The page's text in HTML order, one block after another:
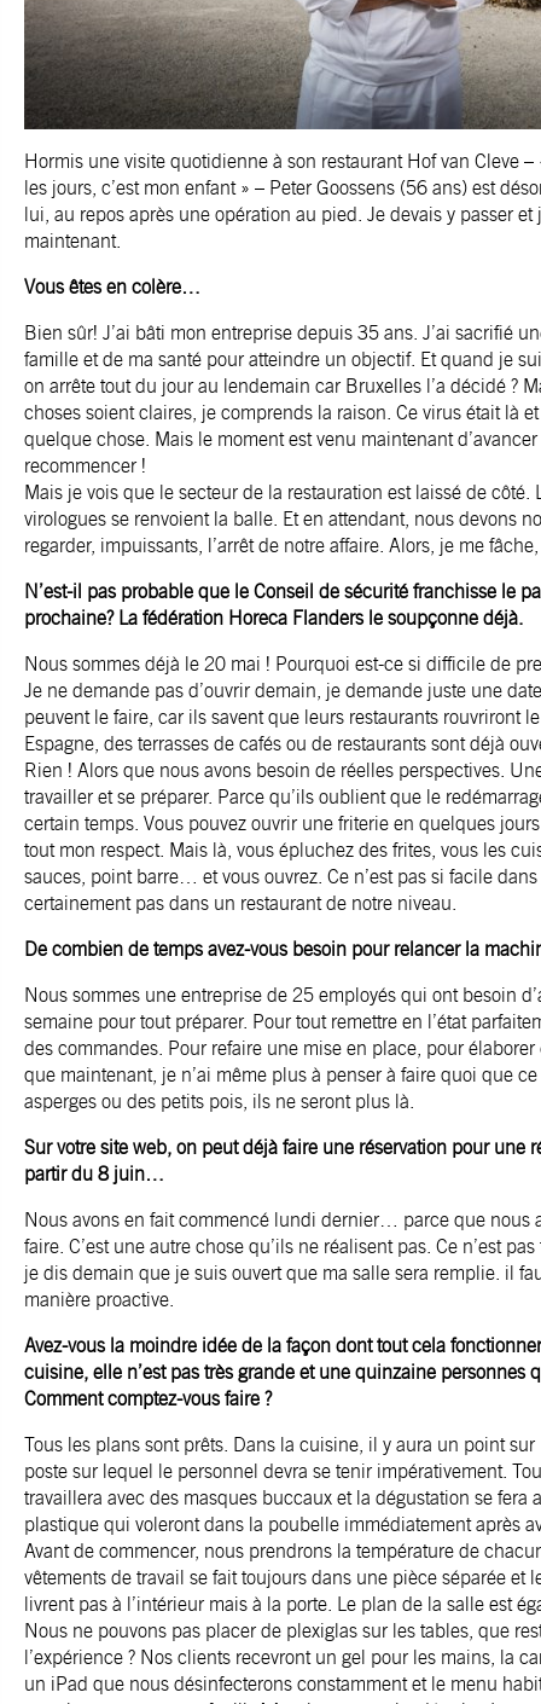
Hormis une visite quotidienne à son restaurant Hof van Cleve –
les jours, c’est mon enfant » – Peter Goossens (56 ans) est
lui, au repos après une opération au pied. Je devais y passer et
maintenant.
Vous êtes en colère…
Bien sûr! J’ai bâti mon entreprise depuis 35 ans. J’ai sacrifié
famille et de ma santé pour atteindre un objectif. Et quand je
on arrête tout du jour au lendemain car Bruxelles l’a décidé ?
choses soient claires, je comprends la raison. Ce virus était là
quelque chose. Mais le moment est venu maintenant
recommencer !
Mais je vois que le secteur de la restauration est laissé de côté.
virologues se renvoient la balle. Et en attendant, nous devons
regarder, impuissants, l’arrêt de notre affaire. Alors, je me
N’est-il pas probable que le Conseil de sécurité franchisse le
prochaine? La fédération Horeca Flanders le soupçonne déjà.
Nous sommes déjà le 20 mai ! Pourquoi est-ce si difficile de
Je ne demande pas d’ouvrir demain, je demande juste une
peuvent le faire, car ils savent que leurs restaurants rouvriront
Espagne, des terrasses de cafés ou de restaurants sont déjà
Rien ! Alors que nous avons besoin de réelles perspectives.
travailler et se préparer. Parce qu’ils oublient que le
certain temps. Vous pouvez ouvrir une friterie en quelques
tout mon respect. Mais là, vous épluchez des frites, vous les
sauces, point barre… et vous ouvrez. Ce n’est pas si facile
certainement pas dans un restaurant de notre niveau.
De combien de temps avez-vous besoin pour relancer la
Nous sommes une entreprise de 25 employés qui ont besoin
semaine pour tout préparer. Pour tout remettre en l’état
des commandes. Pour refaire une mise en place, pour
que maintenant, je n’ai même plus à penser à faire quoi que
asperges ou des petits pois, ils ne seront plus là.
Sur votre site web, on peut déjà faire une réservation pour une
partir du 8 juin…
Nous avons en fait commencé lundi dernier… parce que nous
faire. C’est une autre chose qu’ils ne réalisent pas. Ce n’est
je dis demain que je suis ouvert que ma salle sera remplie. il
manière proactive.
Avez-vous la moindre idée de la façon dont tout cela
cuisine, elle n’est pas très grande et une quinzaine personnes
Comment comptez-vous faire ?
Tous les plans sont prêts. Dans la cuisine, il y aura un point
poste sur lequel le personnel devra se tenir impérativement.
travaillera avec des masques buccaux et la dégustation se fera
plastique qui voleront dans la poubelle immédiatement après
Avant de commencer, nous prendrons la température de
vêtements de travail se fait toujours dans une pièce séparée et
livrent pas à l’intérieur mais à la porte. Le plan de la salle est
Nous ne pouvons pas placer de plexiglas sur les tables, que
l’expérience ? Nos clients recevront un gel pour les mains, la
un iPad que nous désinfecterons constamment et le menu